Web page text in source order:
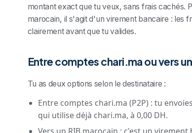
montant exact que tu veux, sans frais cachés.
marocain, il s'agit d'un virement bancaire : les
clairement avant que tu valides.
Entre comptes chari.ma ou vers
Tu as deux options selon le destinataire :
Entre comptes chari.ma (P2P) : tu
qui utilise déjà chari.ma, à 0,00 DH.